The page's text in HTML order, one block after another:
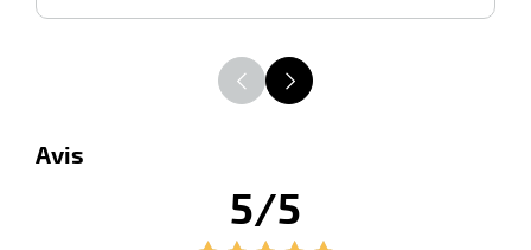
HT
Avis
5/5